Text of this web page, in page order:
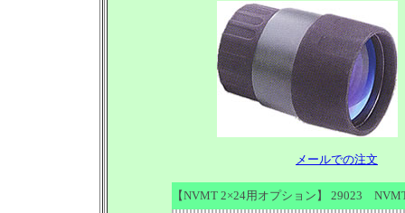
メールでの注文
【NVMT 2×24用オプション】 29023